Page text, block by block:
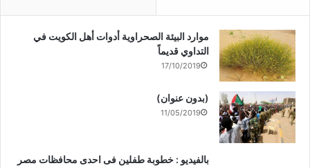
موارد البيئة الصحراوية أدوات أهل الكويت في
التداوي قديماً
17/10/2019
(بدون عنوان)
11/05/2019
بالفيديو : خطوبة طفلين فى احدى محافظات مصر